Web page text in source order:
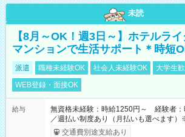
未読
【8月～OK！週3日～】ホテルラ
マンションで生活サポート＊時短
派遣 職種未経験OK 社会人未経験OK 大学生
WEB登録・面接OK
給与
無資格未経験：時給1250円～ 経験者
／週払い制度あり（月払いも選べます）
了次第のお支払いとなります。
交通費別途支給あり